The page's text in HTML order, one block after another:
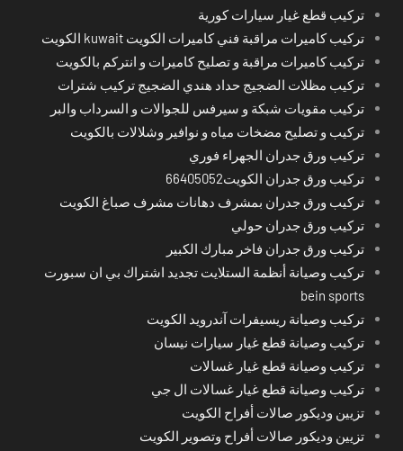
تركيب قطع غيار سيارات كورية
تركيب كاميرات مراقبة فني كاميرات الكويت kuwait الكويت
تركيب كاميرات مراقبة و تصليح كاميرات و انتركم بالكويت
تركيب مظلات الضجيج حداد هندي الضجيج تركيب شترات
تركيب مقويات شبكة و سيرفس للجوالات و السرداب والبر
تركيب و تصليح مضخات مياه و نوافير وشلالات بالكويت
تركيب ورق جدران الجهراء فوري
تركيب ورق جدران الكويت66405052
تركيب ورق جدران بمشرف دهانات مشرف صباغ الكويت
تركيب ورق جدران حولي
تركيب ورق جدران فاخر مبارك الكبير
تركيب وصيانة أنظمة الستلايت تجديد اشتراك بي ان سبورت
bein sports
تركيب وصيانة ريسيفرات آندرويد الكويت
تركيب وصيانة قطع غيار سيارات نيسان
تركيب وصيانة قطع غيار غسالات
تركيب وصيانة قطع غيار غسالات ال جي
تزيين وديكور صالات أفراح الكويت
تزيين وديكور صالات أفراح وتصوير الكويت